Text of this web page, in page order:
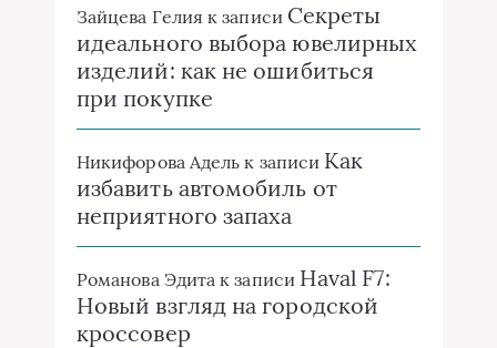
Зайцева Гелия к записи Секреты
идеального выбора ювелирных
изделий: как не ошибиться
при покупке
Никифорова Адель к записи Как
избавить автомобиль от
неприятного запаха
Романова Эдита к записи Haval F7:
Новый взгляд на городской
кроссовер